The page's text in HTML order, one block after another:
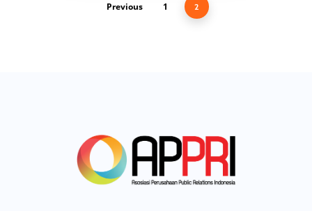
Previous 1 2